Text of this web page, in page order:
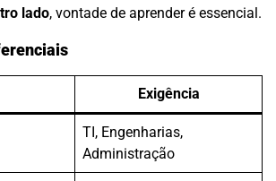
lado, vontade de aprender é essencial.
Exigência
TI, Engenharias,
Administração